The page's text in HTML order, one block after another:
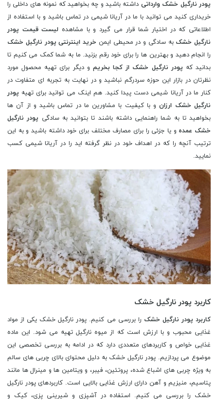
پودر نارگیل خشک وارداتی داشته باشید و چه بخواهید که نمونه های داخلی را
خریداری کنید می توانید با ما در آریانا شیمی در تماس باشید و با استفاده از
اطلاعاتی که در اختیار شما قرار می گیرد و با مشاهده لیست قیمت پودر
نارگیل خشک به سادگی و در محیطی ایمن خرید اینترنتی پودر نارگیل خشک
را انجام دهید و بهترین ها را برای خود رقم بزنید. ما به شما کمک می کنیم تا
بدانید که پودر نارگیل خشک از کجا بخریم و دیگر برای تهیه محصول مورد
نظرتان در بازار این حوزه سردرگم نباشید و در نهایت به تجربه ای متفاوت در
کنار ما در آریانا شیمی دست پیدا کنید. هم اینک می توانید برای تهیه پودر
نارگیل خشک ارزانو با کیفیت با مشاورین ما در تماس باشید و از آن ها
بخواهید تا به شما راهنمایی داشته باشند تا بتوانید به سادگی پودر نارگیل
خشک عمده و یا جزئی را برای مصارف مختلف برای خود داشته باشید و به این
ترتیب آنچه را که در اهداف خود در نظر گرفته اید را در آریانا شیمی کسب
نمایید.
کاربرد پودر نارگیل خشک
کاربرد پودر نارگیل خشک را بررسی می کنیم. پودر نارگیل خشک یکی از مواد
غذایی محبوب و با ارزش است که از میوه نارگیل تهیه می شود. این ماده
غذایی خواص و کاربردهای متعددی دارد که در ادامه به بررسی تخصصی این
موضوع می پردازیم. پودر نارگیل خشک به دلیل محتوای بالای چربی های سالم
به ویژه چربی های اشباع شده، پروتئین، فیبر، و ویتامین ها و مینرال ها مانند
پتاسیم، منیزیم و آهن دارای ارزش غذایی بالایی است. کاربردهای پودر نارگیل
خشک را بررسی می کنیم. استفاده در آشپزی و شیرینی پزی، کیک و